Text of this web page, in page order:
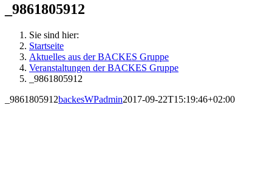
_9861805912
Sie sind hier:
Startseite
Aktuelles aus der BACKES Gruppe
Veranstaltungen der BACKES Gruppe
_9861805912
_9861805912backesWPadmin2017-09-22T15:19:46+02:00